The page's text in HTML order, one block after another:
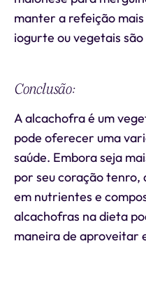
manter a refeição mais
iogurte ou vegetais
Conclusão:
A alcachofra é um
pode oferecer uma
saúde. Embora seja
por seu coração tenro,
em nutrientes e
alcachofras na dieta
maneira de aproveitar